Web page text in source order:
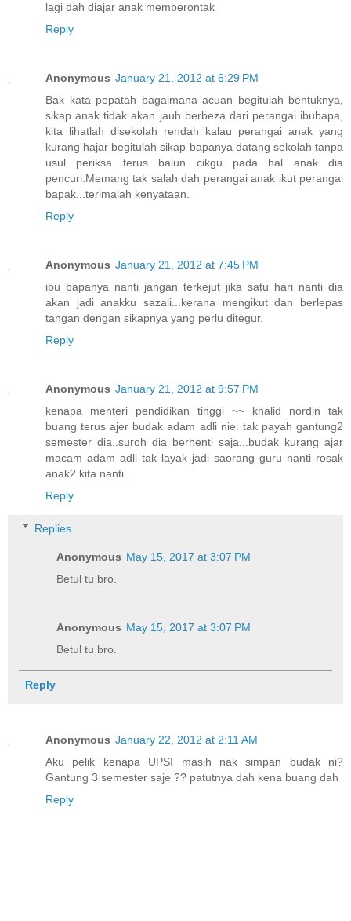
lagi dah diajar anak memberontak
Reply
Anonymous January 21, 2012 at 6:29 PM
Bak kata pepatah bagaimana acuan begitulah bentuknya,
sikap anak tidak akan jauh berbeza dari perangai ibubapa,
kita lihatlah disekolah rendah kalau perangai anak yang
kurang hajar begitulah sikap bapanya datang sekolah tanpa
usul periksa terus balun cikgu pada hal anak dia
pencuri.Memang tak salah dah perangai anak ikut perangai
bapak...terimalah kenyataan.
Reply
Anonymous January 21, 2012 at 7:45 PM
ibu bapanya nanti jangan terkejut jika satu hari nanti dia
akan jadi anakku sazali...kerana mengikut dan berlepas
tangan dengan sikapnya yang perlu ditegur.
Reply
Anonymous January 21, 2012 at 9:57 PM
kenapa menteri pendidikan tinggi ~~ khalid nordin tak
buang terus ajer budak adam adli nie. tak payah gantung2
semester dia..suroh dia berhenti saja...budak kurang ajar
macam adam adli tak layak jadi saorang guru nanti rosak
anak2 kita nanti.
Reply
Replies
Anonymous May 15, 2017 at 3:07 PM
Betul tu bro.
Anonymous May 15, 2017 at 3:07 PM
Betul tu bro.
Reply
Anonymous January 22, 2012 at 2:11 AM
Aku pelik kenapa UPSI masih nak simpan budak ni?
Gantung 3 semester saje ?? patutnya dah kena buang dah
Reply